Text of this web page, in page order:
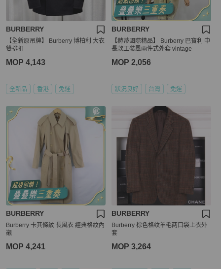
BURBERRY
【全新原吊牌】 Burberry 博柏利 大衣
雙排扣
MOP 4,143
全新品 香港 免運
BURBERRY
【赫蒂國際精品】 Burberry 巴寶利 中
長款工裝風兩件式外套 vintage
MOP 2,056
狀況良好 台灣 免運
BURBERRY
Burberry 卡其條紋 長風衣 經典格紋內
襯
MOP 4,241
BURBERRY
Burberry 棕色格纹羊毛两口袋上衣外
套
MOP 3,264